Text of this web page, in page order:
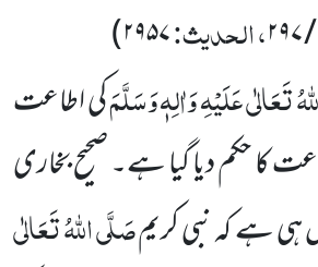
، الحدیث:۲۹۵۷)
تَعَالٰی عَلَیْہِ وَاٰلِہٖ وَسَلَّمَکی اطاعت
کا حکم دیا گیا ہے۔ صحیح بخاری
ہی ہے کہ نبی کریمصَلَّی اللہُ تَعَالٰی